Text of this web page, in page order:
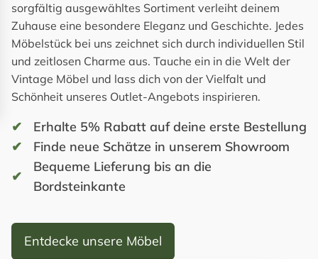
sorgfältig ausgewähltes Sortiment verleiht deinem
Zuhause eine besondere Eleganz und Geschichte. Jedes
Möbelstück bei uns zeichnet sich durch individuellen Stil
und zeitlosen Charme aus. Tauche ein in die Welt der
Vintage Möbel und lass dich von der Vielfalt und
Schönheit unseres Outlet-Angebots inspirieren.
Erhalte 5% Rabatt auf deine erste Bestellung
Finde neue Schätze in unserem Showroom
Bequeme Lieferung bis an die
Bordsteinkante
Entdecke unsere Möbel